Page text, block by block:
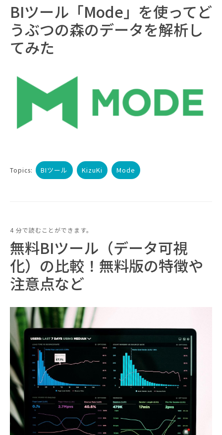
BIツール「Mode」を使ってど
うぶつの森のデータを解析し
てみた
Topics: BIツール KizuKi Mode
4 分で読むことができます。
無料BIツール（データ可視
化）の比較！無料版の特徴や
注意点など